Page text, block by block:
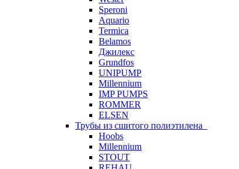
Speroni
Aquario
Termica
Belamos
Джилекс
Grundfos
UNIPUMP
Millennium
IMP PUMPS
ROMMER
ELSEN
Трубы из сшитого полиэтилена
Hoobs
Millennium
STOUT